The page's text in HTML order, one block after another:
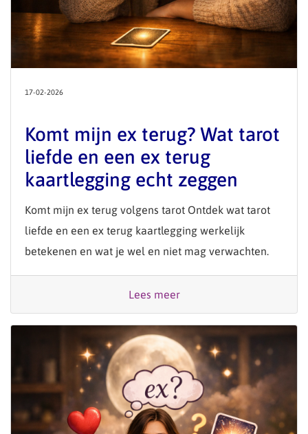
17-02-2026
Komt mijn ex terug? Wat tarot
liefde en een ex terug
kaartlegging echt zeggen
Komt mijn ex terug volgens tarot Ontdek wat tarot
liefde en een ex terug kaartlegging werkelijk
betekenen en wat je wel en niet mag verwachten.
Lees meer